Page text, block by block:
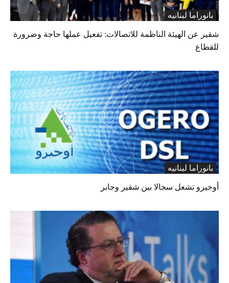
بانوراما لبنانیه
شقير عن الهيئة الناظمة للاتصالات: تفعيل عملها حاجة وضرورة
للقطاع
بانوراما لبنانیه
أوجيرو تشعل سجالا بين شقير وجابر